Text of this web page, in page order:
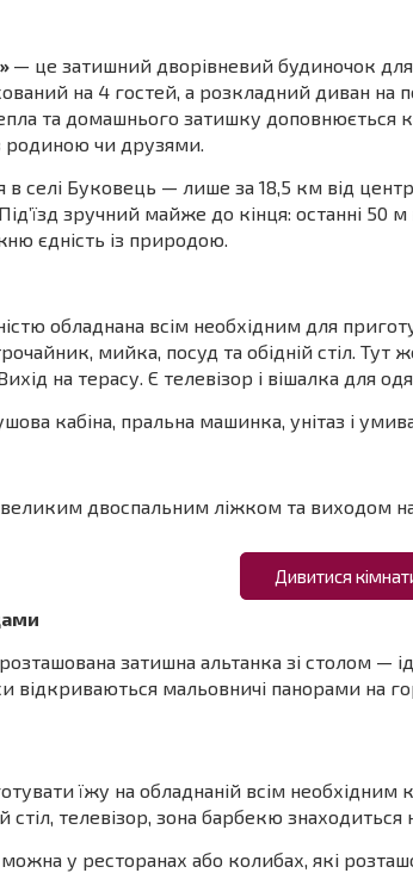
— це затишний дворівневий будиночок
на 4 гостей, а розкладний диван на
та домашнього затишку
родиною чи друзями.
селі Буковець — лише за 18,5 км від
зручний майже до кінця: останні
єдність із природою.
обладнана всім необхідним для
мийка, посуд та обідній стіл.
на терасу. Є телевізор і вішалка для
кабіна, пральна машинка, унітаз і
двоспальним ліжком та виходом
Дивитися
затишна альтанка зі столом —
відкриваються мальовничі панорами на
їжу на обладнаній всім
стіл, телевізор, зона барбекю знаходиться
у ресторанах або колибах, які